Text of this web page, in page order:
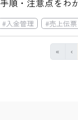
・バランスシート・BS
手順・注意点をわ
#入金管理 #売上伝票
« First‹